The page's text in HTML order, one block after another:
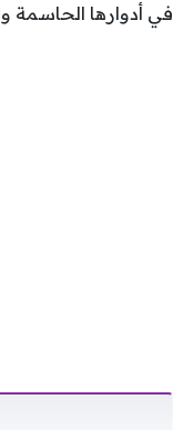
في أدوارها الحاسمة